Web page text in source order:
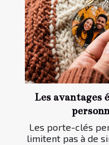
Les avantages
Les porte-clés
limitent pas à de